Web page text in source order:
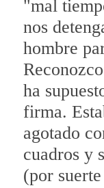
"mal
nos
hombre
ha
firma.
agotado
cuadros y
(por